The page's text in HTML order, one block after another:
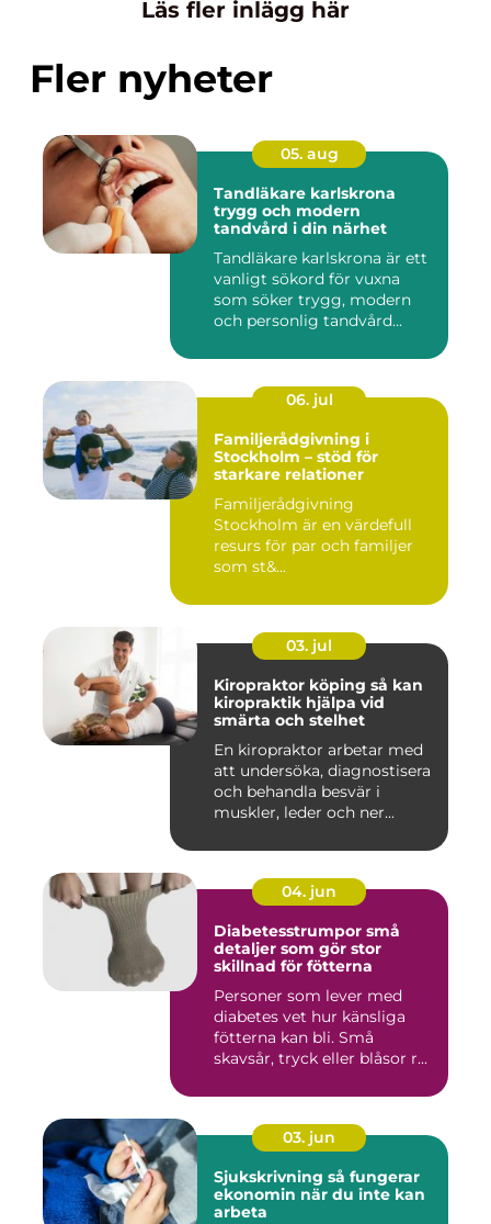
Läs fler inlägg här
Fler nyheter
05. aug
Tandläkare karlskrona
trygg och modern
tandvård i din närhet
Tandläkare karlskrona är ett
vanligt sökord för vuxna
som söker trygg, modern
och personlig tandvård...
06. jul
Familjerådgivning i
Stockholm – stöd för
starkare relationer
Familjerådgivning
Stockholm är en värdefull
resurs för par och familjer
som st&...
03. jul
Kiropraktor köping så kan
kiropraktik hjälpa vid
smärta och stelhet
En kiropraktor arbetar med
att undersöka, diagnostisera
och behandla besvär i
muskler, leder och ner...
04. jun
Diabetesstrumpor små
detaljer som gör stor
skillnad för fötterna
Personer som lever med
diabetes vet hur känsliga
fötterna kan bli. Små
skavsår, tryck eller blåsor r...
03. jun
Sjukskrivning så fungerar
ekonomin när du inte kan
arbeta